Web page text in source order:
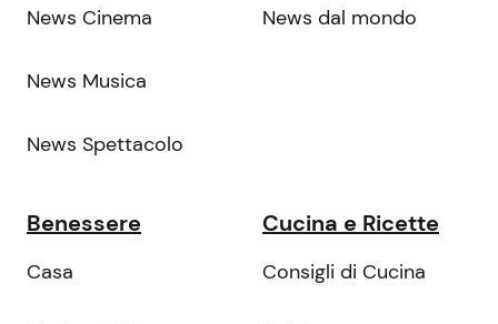
News Cinema
News Musica
News Spettacolo
News dal mondo
Benessere
Casa
Cucina e Ricette
Consigli di Cucina